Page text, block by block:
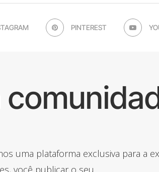
PINTEREST
uma plataforma exclusiva para a
você publicar o seu.